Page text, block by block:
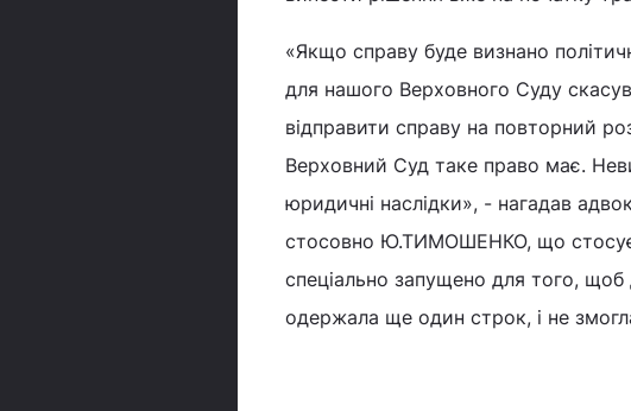
«Якщо справу буде визнано
для нашого Верховного Суду
відправити справу на повторний
Верховний Суд таке право має.
юридичні наслідки», - нагадав
стосовно Ю.ТИМОШЕНКО, що
спеціально запущено для того,
одержала ще один строк, і не